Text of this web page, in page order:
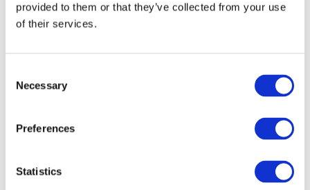
provided to them or that they’ve collected from your use
of their services.
Selection
Necessary
Preferences
Statistics